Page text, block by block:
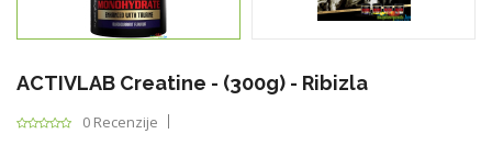
ACTIVLAB Creatine - (300g) - Ribizla
0 Recenzije